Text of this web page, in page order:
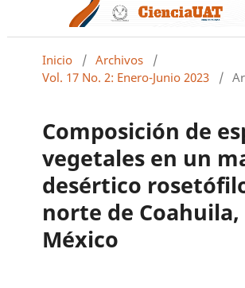
Inicio / Archivos
/
Vol. 17 No. 2: Enero-Junio 2023
/
Composición de
vegetales en un
desértico
norte de Coahuila,
México